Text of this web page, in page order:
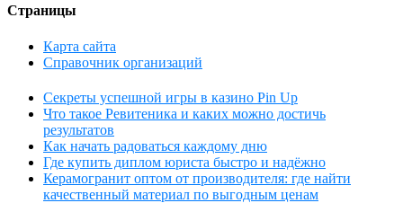
Страницы
Карта сайта
Справочник организаций
Секреты успешной игры в казино Pin Up
Что такое Ревитеника и каких можно достичь
результатов
Как начать радоваться каждому дню
Где купить диплом юриста быстро и надёжно
Керамогранит оптом от производителя: где найти
качественный материал по выгодным ценам